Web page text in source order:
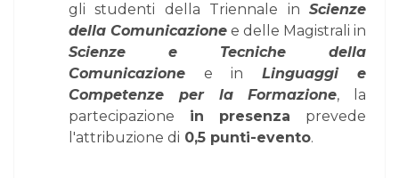
gli studenti della Triennale in Scienze
della Comunicazione e delle Magistrali in
Scienze e Tecniche della
Comunicazione e in Linguaggi e
Competenze per la Formazione, la
partecipazione in presenza prevede
l'attribuzione di 0,5 punti-evento.